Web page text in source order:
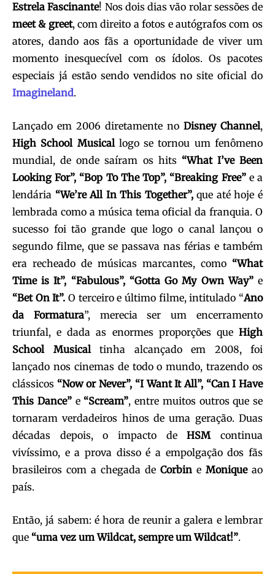
EstrelaFascinante! Nos dois dias vão rolar sessões de
meet & greet, com direito a fotos e autógrafos com os
atores, dando aos fãs a oportunidade de viver um
momento inesquecível com os ídolos. Os pacotes
especiais já estão sendo vendidos no site oficial do
Imagineland.
Lançado em 2006 diretamente no Disney Channel,
High School Musicallogo se tornou um fenômeno
mundial, de onde saíram os hits “What I’ve Been
Looking For”, “Bop To The Top”, “Breaking Free”e a
lendária “We’re All In This Together”,que até hoje é
lembrada como a música tema oficial da franquia. O
sucesso foi tão grande que logo o canal lançou o
segundo filme, que se passava nas férias e também
era recheado de músicas marcantes, como “What
Time is It”, “Fabulous”, “Gotta Go My Own Way”e
“Bet On It”. O terceiro e último filme, intitulado “Ano
da Formatura”, merecia ser um encerramento
triunfal, e dada as enormes proporções que High
School Musical tinha alcançado em 2008, foi
lançado nos cinemas de todo o mundo, trazendo os
clássicos “Nowor Never”, “I Want It All”, “Can I Have
This Dance” e “Scream”, entre muitos outros que se
tornaram verdadeiros hinos de uma geração. Duas
décadas depois, o impacto deHSMcontinua
vivíssimo, e a prova disso é a empolgação dos fãs
brasileiros com a chegada de Corbin e Moniqueao
país.
Então, já sabem: é hora de reunir a galera e lembrar
que “uma vez um Wildcat, sempre um Wildcat!”.